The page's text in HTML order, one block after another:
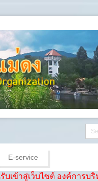
E-service
ค์การบริหารส่วนตำบลแม่